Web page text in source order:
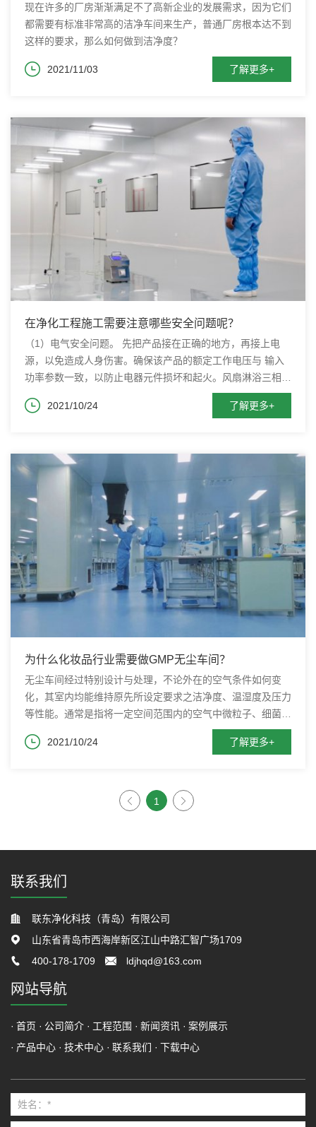
现在许多的厂房渐渐满足不了高新企业的发展需求，因为它们
都需要有标准非常高的洁净车间来生产，普通厂房根本达不到
这样的要求，那么如何做到洁净度？
2021/11/03 了解更多+
在净化工程施工需要注意哪些安全问题呢？
（1）电气安全问题。 先把产品接在正确的地方，再接上电
源，以免造成人身伤害。确保该产品的额定工作电压与 输入
功率参数一致，以防止电器元件损坏和起火。风扇淋浴三相电
源价格为380V。若反冲速度为风速，只需改变两相中的任何
2021/10/24 了解更多+
为什么化妆品行业需要做GMP无尘车间？
无尘车间经过特别设计与处理，不论外在的空气条件如何变
化，其室内均能维持原先所设定要求之洁净度、温湿度及压力
等性能。通常是指将一定空间范围内的空气中微粒子、细菌、
有害空气等污染物排除，将室内温度、洁净度、室内压力、气
流速度与气流分布、噪音振动、照明、静电控制在某一需求范
2021/10/24 了解更多+
1
联系我们
联东净化科技（青岛）有限公司
山东省青岛市西海岸新区江山中路汇智广场1709
400-178-1709
ldjhqd@163.com
网站导航
首页 公司简介 工程范围 新闻资讯
案例展示
产品中心
技术中心 联系我们 下载中心